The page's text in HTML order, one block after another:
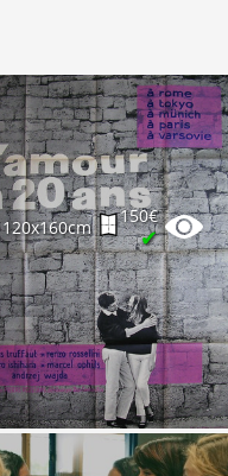
120x160cm
150€
✔